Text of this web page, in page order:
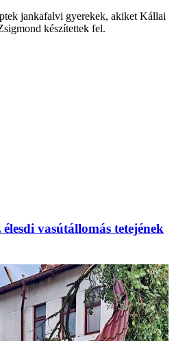
jankafalvi gyerekek, akiket Kállai
készítettek fel.
vasútállomás tetejének